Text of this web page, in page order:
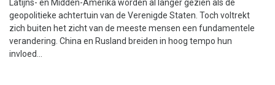
Latijns- en Midden-Amerika worden al langer gezien als de
geopolitieke achtertuin van de Verenigde Staten. Toch voltrekt
zich buiten het zicht van de meeste mensen een fundamentele
verandering. China en Rusland breiden in hoog tempo hun
invloed...